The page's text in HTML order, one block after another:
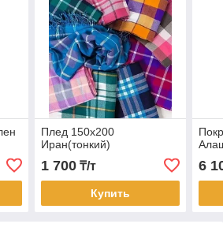
Плед 150х200
Иран(тонкий)
1 700₸/т
Купить
6